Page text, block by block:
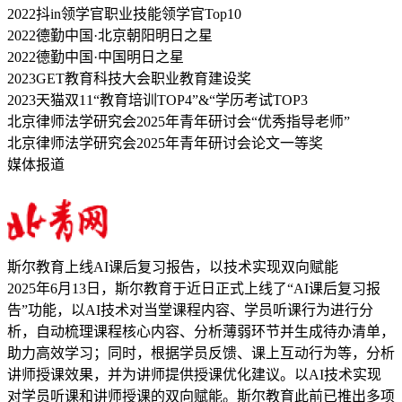
2022抖in领学官职业技能领学官Top10
2022德勤中国·北京朝阳明日之星
2022德勤中国·中国明日之星
2023GET教育科技大会职业教育建设奖
2023天猫双11“教育培训TOP4”&“学历考试TOP3
北京律师法学研究会2025年青年研讨会“优秀指导老师”
北京律师法学研究会2025年青年研讨会论文一等奖
媒体报道
斯尔教育上线AI课后复习报告，以技术实现双向赋能
2025年6月13日，斯尔教育于近日正式上线了“AI课后复习报
告”功能，以AI技术对当堂课程内容、学员听课行为进行分
析，自动梳理课程核心内容、分析薄弱环节并生成待办清单，
助力高效学习；同时，根据学员反馈、课上互动行为等，分析
讲师授课效果，并为讲师提供授课优化建议。以AI技术实现
对学员听课和讲师授课的双向赋能。斯尔教育此前已推出多项